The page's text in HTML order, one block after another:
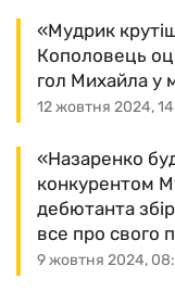
12 жовтня 2024,
«Мудрик
Кополовець
гол Михайла у
9 жовтня 2024,
«Назаренко
конкурентом
дебютанта
все про свого